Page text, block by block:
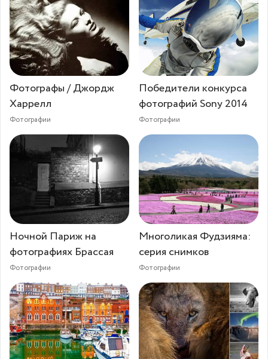
Фотографы / Джордж
Харрелл
Фотографии
Победители конкурса
фотографий Sony 2014
Фотографии
Ночной Париж на
фотографиях Брассая
Фотографии
Многоликая Фудзияма:
серия снимков
Фотографии